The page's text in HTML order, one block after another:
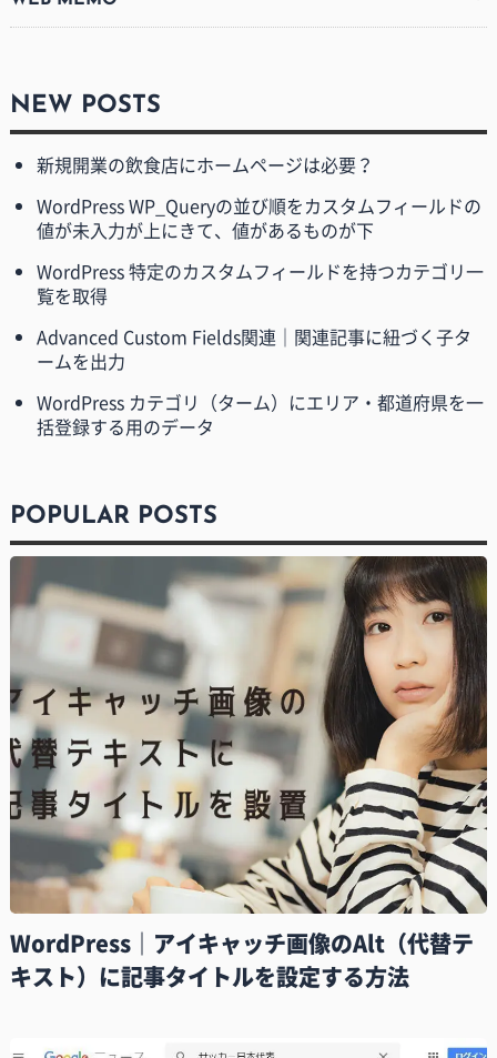
NEW POSTS
新規開業の飲食店にホームページは必要？
WordPress WP_Queryの並び順をカスタムフィールドの
値が未入力が上にきて、値があるものが下
WordPress 特定のカスタムフィールドを持つカテゴリ一
覧を取得
Advanced Custom Fields関連｜関連記事に紐づく子タ
ームを出力
WordPress カテゴリ（ターム）にエリア・都道府県を一
括登録する用のデータ
POPULAR POSTS
WordPress｜アイキャッチ画像のAlt（代替テ
キスト）に記事タイトルを設定する方法